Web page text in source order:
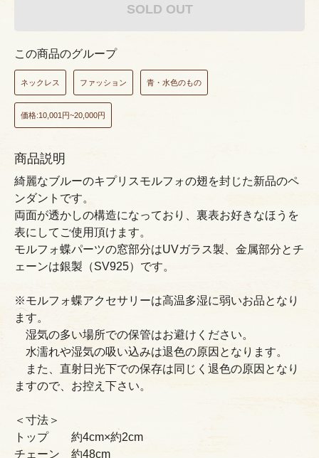
SOLD OUT
この商品のグループ
ネックレス ファッション 青・水色のもの
価格:10,001円~20,000円
商品説明
綺麗なブルーのキプリスモルフォの翅を封じた新品のペ
ンダントです。
両面が透かしの構造になっており、裏表お好きなほうを
表にしてご使用頂けます。
モルフォ蝶パーツの窓部分はUVガラス製、金属部分とチ
ェーンは銀製（SV925）です。
※モルフォ蝶アクセサリーは高温多湿に弱いお品となり
ます。
湿気の多い場所での保管はお避けください。
水濡れや湿気の吸い込みは退色の原因となります。
また、直射日光下での保存は同じく退色の原因となり
ますので、お控え下さい。
＜寸法＞
トップ 約4cm×約2cm
チェーン 約48cm